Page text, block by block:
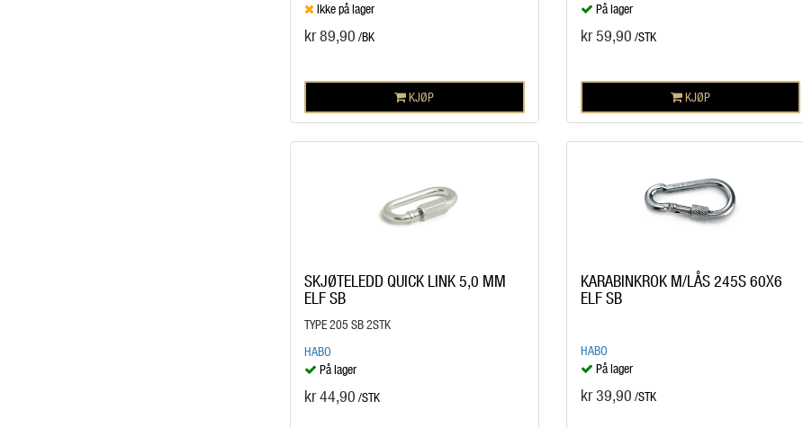
Ikke på lager
kr 89,90 /BK
KJØP
På lager
kr 59,90 /STK
KJØP
SKJØTELEDD QUICK LINK 5,0 MM
ELF SB
TYPE 205 SB 2STK
HABO
På lager
kr 44,90 /STK
KARABINKROK M/LÅS 245S 60X6
ELF SB
HABO
På lager
kr 39,90 /STK